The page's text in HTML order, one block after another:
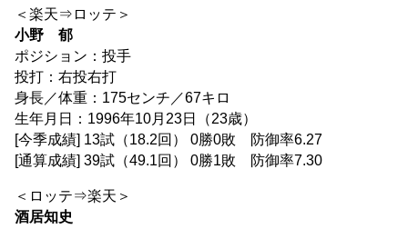
＜楽天⇒ロッテ＞
小野 郁
ポジション：投手
投打：右投右打
身長／体重：175センチ／67キロ
生年月日：1996年10月23日（23歳）
[今季成績] 13試（18.2回） 0勝0敗 防御率6.27
[通算成績] 39試（49.1回） 0勝1敗 防御率7.30
＜ロッテ⇒楽天＞
酒居知史